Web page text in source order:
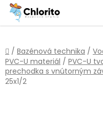
Prejsť
obsah
Domov
/ Bazénová technika /
PVC-U materiál / PVC-U
prechodka s vnútorným
25x1/2